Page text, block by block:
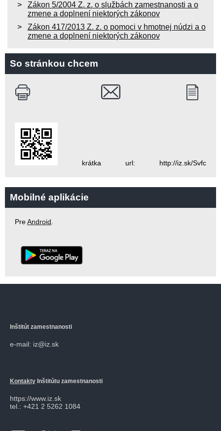
Zákon 5/2004 Z. z. o službách zamestnanosti a o
zmene a doplnení niektorých zákonov
Zákon 417/2013 Z. z. o pomoci v hmotnej núdzi a o
zmene a doplnení niektorých zákonov
So stránkou chcem
krátka url: http://iz.sk/Svfc
Mobilné aplikácie
PreAndroid.
Inštitút zamestnanosti
e-mail: iz@iz.sk
Kontakty Inštitútu zamestnanosti
https://www.iz.sk
tel.: +421 2 5262 1084